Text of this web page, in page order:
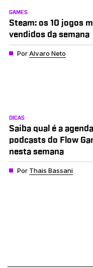
GAMES
Steam: os 10 jogos
vendidos da semana
PorAlvaro Neto
DICAS
Saiba qual é a
podcasts do Flow
nesta semana
Por Thais Bassani